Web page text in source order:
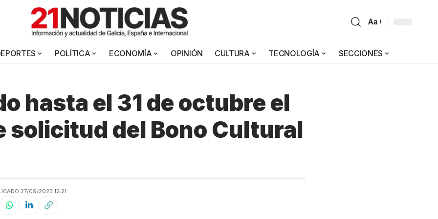
Aa
POLÍTICA ECONOMÍA OPINIÓN CULTURA TECNOLOGÍA SECCIONES
hasta el 31 de octubre el
solicitud del Bono Cultural
27/09/2023 12:21